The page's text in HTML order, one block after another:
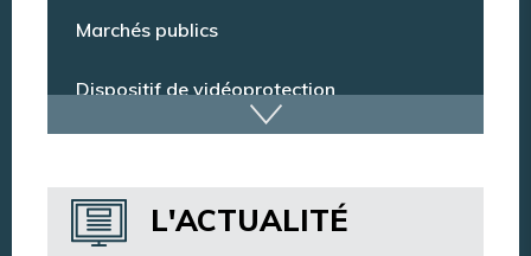
Dispositif de vidéoprotection
Annuaire des services
Annuaire des associations
L'ACTUALITÉ